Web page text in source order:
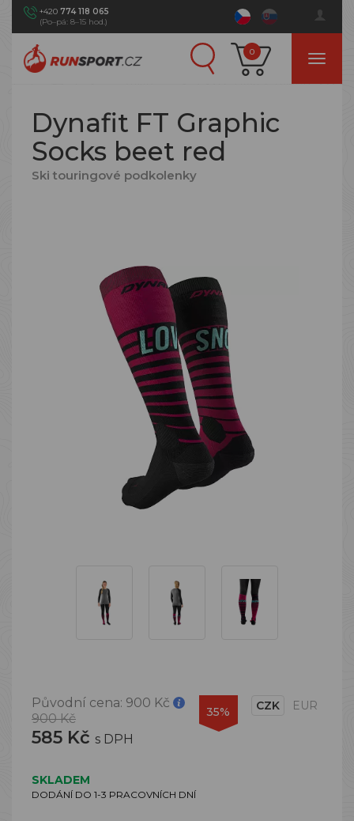
+420 774 118 065
(Po–pá: 8–15 hod.)
0
Dynafit FT Graphic
Socks beet red
Ski touringové podkolenky
Původní cena: 900 Kč
900 Kč
585 Kč s DPH
35% CZK EUR
SKLADEM
DODÁNÍ DO 1-3 PRACOVNÍCH DNÍ